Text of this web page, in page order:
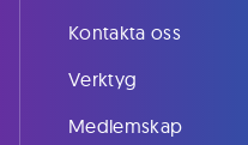
Kontakta oss
Verktyg
Medlemskap